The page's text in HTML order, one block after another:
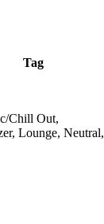
Tag
Chill Out,
Lounge, Neutral,